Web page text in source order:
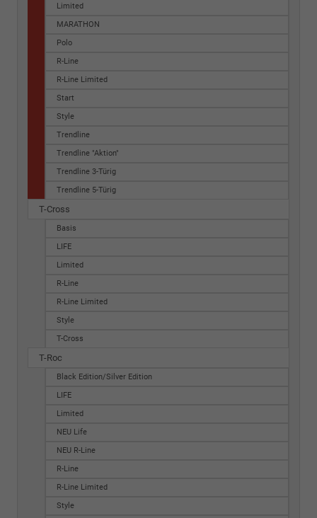
Limited
MARATHON
Polo
R-Line
R-Line Limited
Start
Style
Trendline
Trendline "Aktion"
Trendline 3-Türig
Trendline 5-Türig
T-Cross
Basis
LIFE
Limited
R-Line
R-Line Limited
Style
T-Cross
T-Roc
Black Edition/Silver Edition
LIFE
Limited
NEU Life
NEU R-Line
R-Line
R-Line Limited
Style